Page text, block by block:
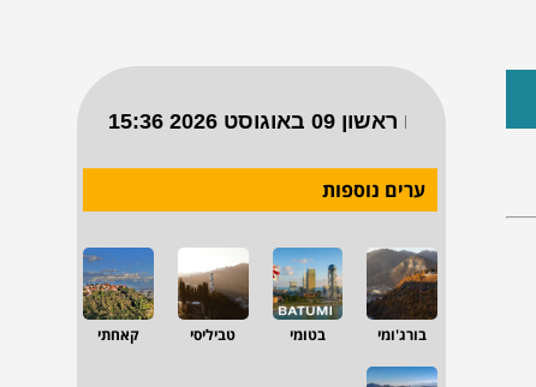
ערים נוספות
בורג'ומי בטומי טביליסי קאחתי